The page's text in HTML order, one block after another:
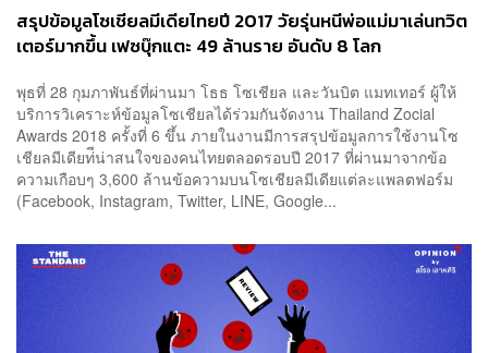
สรุปข้อมูลโซเชียลมีเดียไทยปี 2017 วัยรุ่นหนีพ่อแม่มาเล่นทวิต
เตอร์มากขึ้น เฟซบุ๊กแตะ 49 ล้านราย อันดับ 8 โลก
พุธที่ 28 กุมภาพันธ์ที่ผ่านมา โธธ โซเชียล และวันบิต แมทเทอร์ ผู้ให้
บริการวิเคราะห์ข้อมูลโซเชียลได้ร่วมกันจัดงาน Thailand Zocial
Awards 2018 ครั้งที่ 6 ขึ้น ภายในงานมีการสรุปข้อมูลการใช้งานโซ
เชียลมีเดียท่ีน่าสนใจของคนไทยตลอดรอบปี 2017 ที่ผ่านมาจากข้อ
ความเกือบๆ 3,600 ล้านข้อความบนโซเชียลมีเดียแต่ละแพลตฟอร์ม
(Facebook, Instagram, Twitter, LINE, Google...